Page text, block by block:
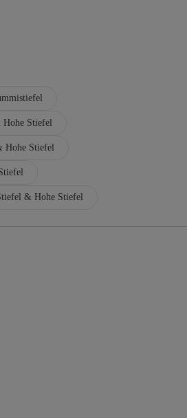
Hohe Stiefel
Hohe Stiefel
& Hohe Stiefel